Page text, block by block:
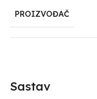
PROIZVOĐAČ
Sastav